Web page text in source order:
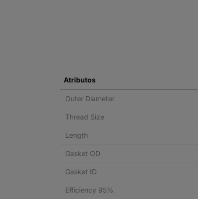
Atributos
Outer Diameter
Thread Size
Length
Gasket OD
Gasket ID
Efficiency 95%